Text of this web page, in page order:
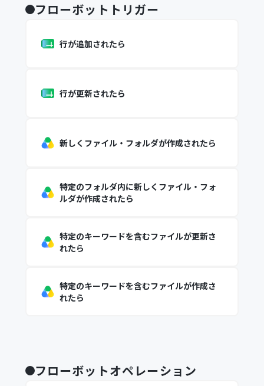
フローボットトリガー
行が追加されたら
行が更新されたら
新しくファイル・フォルダが作成されたら
特定のフォルダ内に新しくファイル・フォ
ルダが作成されたら
特定のキーワードを含むファイルが更新さ
れたら
特定のキーワードを含むファイルが作成さ
れたら
フローボットオペレーション